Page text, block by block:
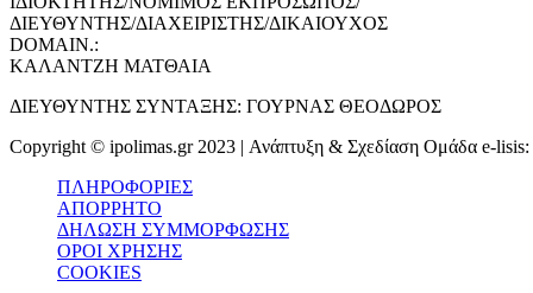
ΔΙΕΥΘΥΝΤΗΣ/ΔΙΑΧΕΙΡΙΣΤΗΣ/ΔΙΚΑΙΟΥΧΟΣ
DOMAIN.:
ΚΑΛΑΝΤΖΗ ΜΑΤΘΑΙΑ
ΔΙΕΥΘΥΝΤΗΣ ΣΥΝΤΑΞΗΣ: ΓΟΥΡΝΑΣ ΘΕΟΔΩΡΟΣ
Copyright © ipolimas.gr 2023 | Ανάπτυξη & Σχεδίαση Ομάδα e-lisis:
ΠΛΗΡΟΦΟΡΙΕΣ
ΑΠΟΡΡΗΤΟ
ΔΗΛΩΣΗ ΣΥΜΜΟΡΦΩΣΗΣ
ΟΡΟΙ ΧΡΗΣΗΣ
COOKIES